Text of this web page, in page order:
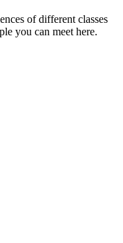
of different classes
you can meet here.